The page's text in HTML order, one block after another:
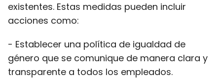
existentes. Estas medidas pueden incluir
acciones como:
- Establecer una política de igualdad de
género que se comunique de manera clara y
transparente a todos los empleados.